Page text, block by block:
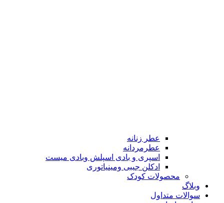
عطر زنانه
عطرمردانه
اسپری و بادی اسپلش وبادی میست
ادکلن جیبی ومینیاتوری
محصولات کودک
وبلاگ
سوالات متداول